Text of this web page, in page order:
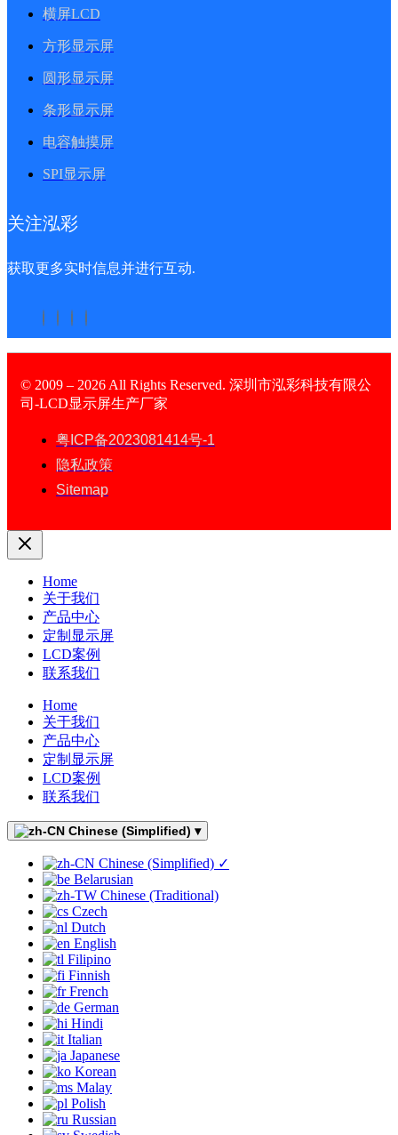
横屏LCD
方形显示屏
圆形显示屏
条形显示屏
电容触摸屏
SPI显示屏
关注泓彩
获取更多实时信息并进行互动.
© 2009 – 2026 All Rights Reserved. 深圳市泓彩科技有限公
司-LCD显示屏生产厂家
粤ICP备2023081414号-1
隐私政策
Sitemap
Home
关于我们
产品中心
定制显示屏
LCD案例
联系我们
Home
关于我们
产品中心
定制显示屏
LCD案例
联系我们
Chinese (Simplified) ▾
Chinese (Simplified) ✓
Belarusian
Chinese (Traditional)
Czech
Dutch
English
Filipino
Finnish
French
German
Hindi
Italian
Japanese
Korean
Malay
Polish
Russian